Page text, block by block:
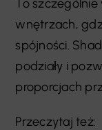
To
wnętrzach,
spójności.
podziały i
proporcjach
Przeczytaj też: